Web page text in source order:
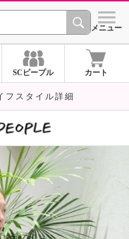
シメニュー
SCピープル カート
フスタイル詳細